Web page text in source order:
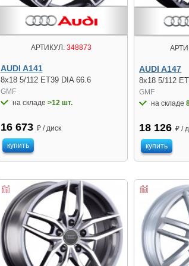
АРТИКУЛ: 348873
AUDI A141
8x18 5/112 ET39 DIA 66.6
GMF
на складе >12 шт.
16 673 ₽ / диск
купить
AUDI A147
8x18 5/112
GMF
на складе
18 126 ₽ /
купить